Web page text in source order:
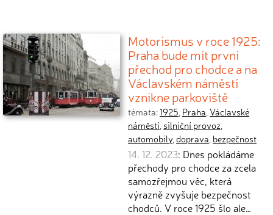
Motorismus v roce 1925:
Praha bude mít první
přechod pro chodce a na
Václavském náměstí
vznikne parkoviště
témata:1925, Praha,Václavské
náměstí, silniční provoz,
automobily,doprava, bezpečnost
14. 12. 2023: Dnes pokládáme
přechody pro chodce za zcela
samozřejmou věc, která
výrazně zvyšuje bezpečnost
chodců. V roce 1925 šlo ale…